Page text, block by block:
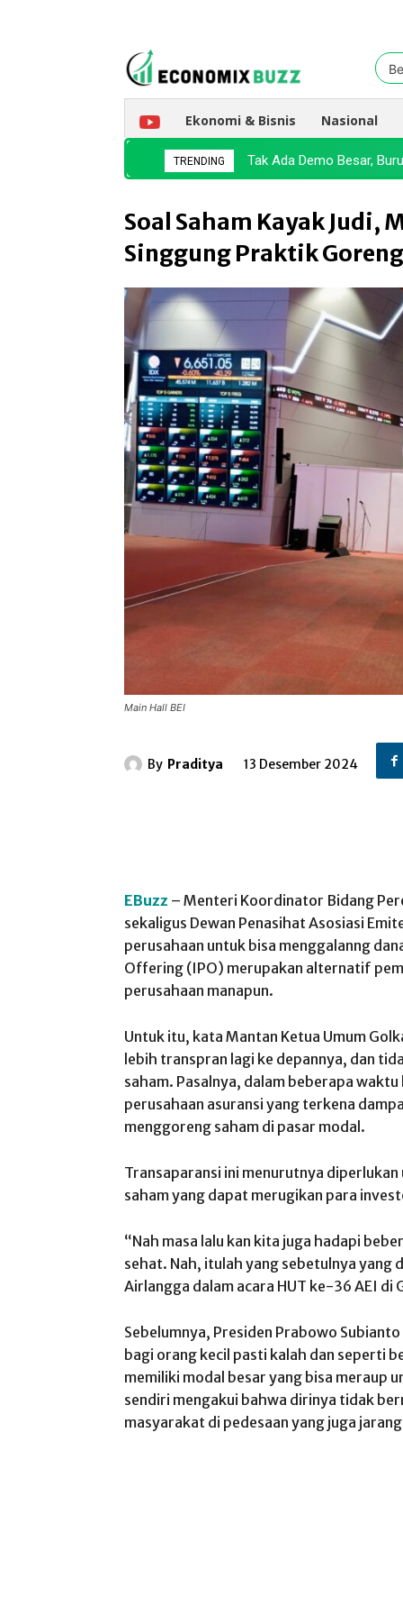
Ekonomi & Bisnis Nasional
TRENDING Tak Ada Demo Besar,
Soal Saham Kayak Judi,
Singgung Praktik
Main Hall BEI
By Praditya 13 Desember 2024
EBuzz – Menteri Koordinator Bidang
sekaligus Dewan Penasihat Asosiasi
perusahaan untuk bisa menggalanng
Offering (IPO) merupakan alternatif
perusahaan manapun.
Untuk itu, kata Mantan Ketua Umum
lebih transpran lagi ke depannya, dan
saham. Pasalnya, dalam beberapa
perusahaan asuransi yang terkena
menggoreng saham di pasar modal.
Transaparansi ini menurutnya
saham yang dapat merugikan para
“Nah masa lalu kan kita juga hadapi
sehat. Nah, itulah yang sebetulnya
Airlangga dalam acara HUT ke-36 AEI di
Sebelumnya, Presiden Prabowo
bagi orang kecil pasti kalah dan seperti
memiliki modal besar yang bisa meraup
sendiri mengakui bahwa dirinya tidak
masyarakat di pedesaan yang juga